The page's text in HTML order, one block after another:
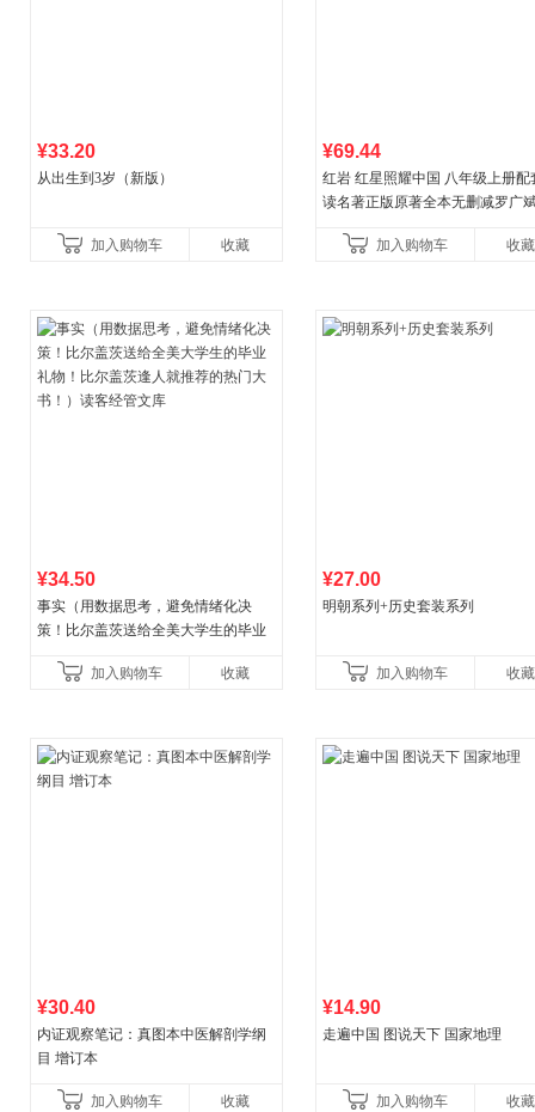
¥33.20
从出生到3岁（新版）
加入购物车 收藏
¥69.44
红岩 红星照耀中国 八年级上册配
读名著正版原著全本无删减罗广
初中生课外书中国青
加入购物车 收藏
¥34.50
事实（用数据思考，避免情绪化决
策！比尔盖茨送给全美大学生的毕业
书！）读客经管文库
加入购物车 收藏
¥27.00
明朝系列+历史套装系列
加入购物车 收藏
¥30.40
内证观察笔记：真图本中医解剖学纲
目 增订本
加入购物车 收藏
¥14.90
走遍中国 图说天下 国家地理
加入购物车 收藏